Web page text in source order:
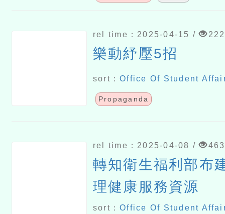
rel time：2025-04-15 / 222
樂動紓壓5招
sort：Office Of Student
Propaganda
rel time：2025-04-08 / 463
轉知衛生福利部布
理健康服務資源
sort：Office Of Student